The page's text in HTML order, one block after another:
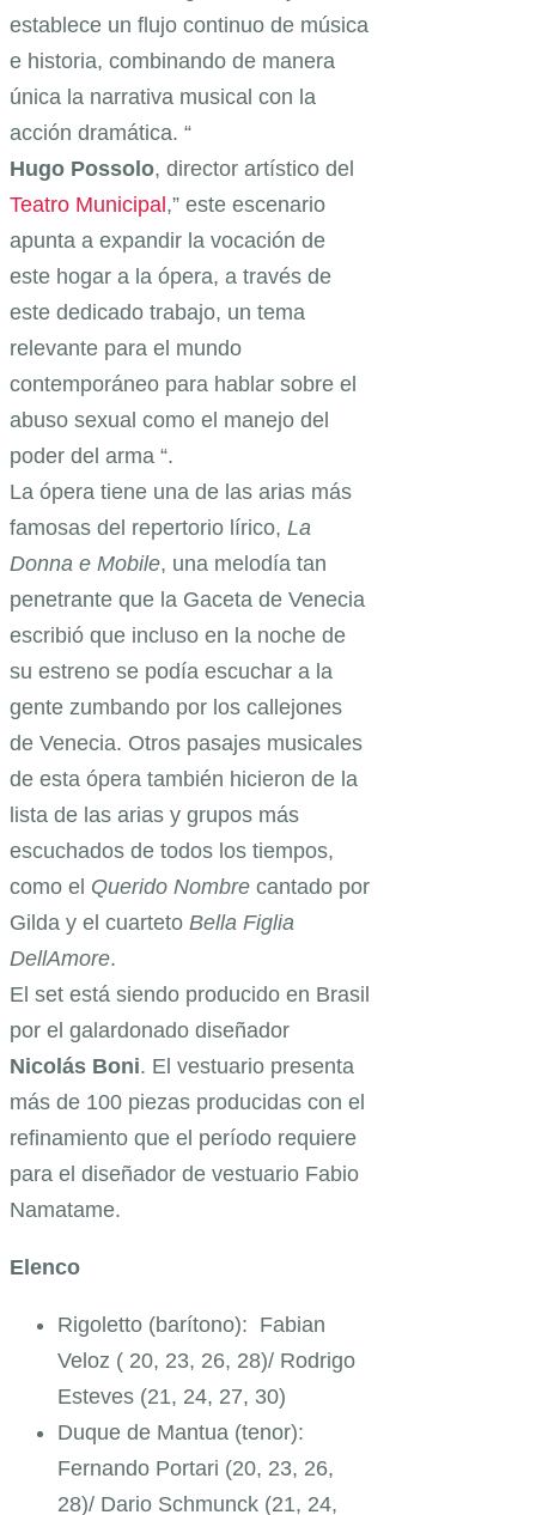
establece un flujo continuo de música
e historia, combinando de manera
única la narrativa musical con la
acción dramática. “
Hugo Possolo, director artístico del
Teatro Municipal,” este escenario
apunta a expandir la vocación de
este hogar a la ópera, a través de
este dedicado trabajo, un tema
relevante para el mundo
contemporáneo para hablar sobre el
abuso sexual como el manejo del
poder del arma “.
La ópera tiene una de las arias más
famosas del repertorio lírico, La
Donna e Mobile, una melodía tan
penetrante que la Gaceta de Venecia
escribió que incluso en la noche de
su estreno se podía escuchar a la
gente zumbando por los callejones
de Venecia. Otros pasajes musicales
de esta ópera también hicieron de la
lista de las arias y grupos más
escuchados de todos los tiempos,
como el Querido Nombre cantado por
Gilda y el cuarteto Bella Figlia
DellAmore.
El set está siendo producido en Brasil
por el galardonado diseñador
Nicolás Boni. El vestuario presenta
más de 100 piezas producidas con el
refinamiento que el período requiere
para el diseñador de vestuario Fabio
Namatame.
Elenco
Rigoletto (barítono): Fabian
Veloz ( 20, 23, 26, 28)/ Rodrigo
Esteves (21, 24, 27, 30)
Duque de Mantua (tenor):
Fernando Portari (20, 23, 26,
28)/ Dario Schmunck (21, 24,